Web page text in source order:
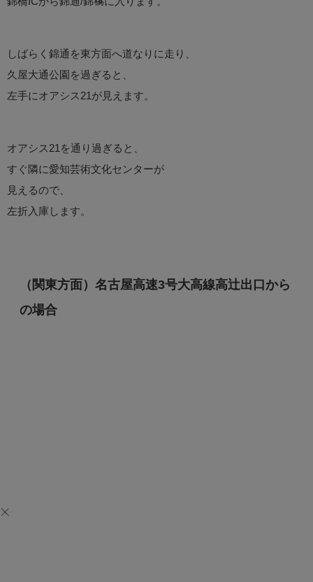
しばらく錦通を東方面へ道なりに走り、
久屋大通公園を過ぎると、
左手にオアシス21が見えます。
オアシス21を通り過ぎると、
すぐ隣に愛知芸術文化センターが
見えるので、
左折入庫します。
（関東方面）名古屋高速3号大高線高辻出口から
の場合